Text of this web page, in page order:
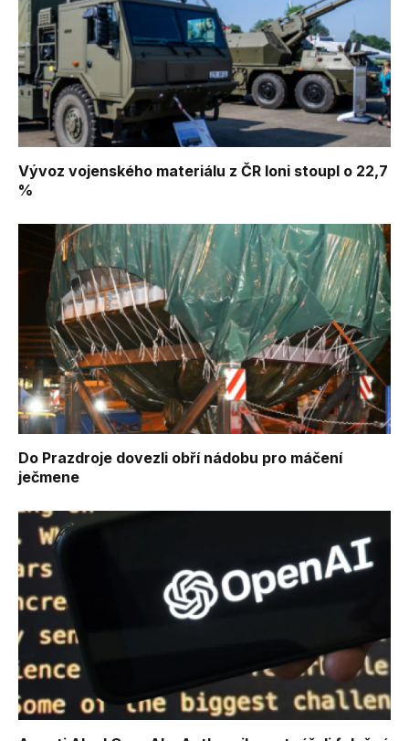
Vývoz vojenského materiálu z ČR loni stoupl o 22,7
%
Do Prazdroje dovezli obří nádobu pro máčení
ječmene